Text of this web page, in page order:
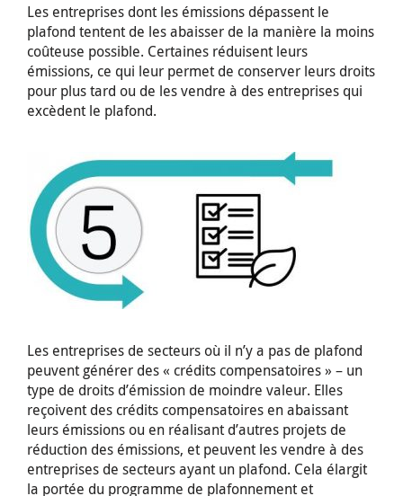
Les entreprises dont les émissions dépassent le
plafond tentent de les abaisser de la manière la moins
coûteuse possible. Certaines réduisent leurs
émissions, ce qui leur permet de conserver leurs droits
pour plus tard ou de les vendre à des entreprises qui
excèdent le plafond.
Les entreprises de secteurs où il n’y a pas de plafond
peuvent générer des « crédits compensatoires » – un
type de droits d’émission de moindre valeur. Elles
reçoivent des crédits compensatoires en abaissant
leurs émissions ou en réalisant d’autres projets de
réduction des émissions, et peuvent les vendre à des
entreprises de secteurs ayant un plafond. Cela élargit
la portée du programme de plafonnement et